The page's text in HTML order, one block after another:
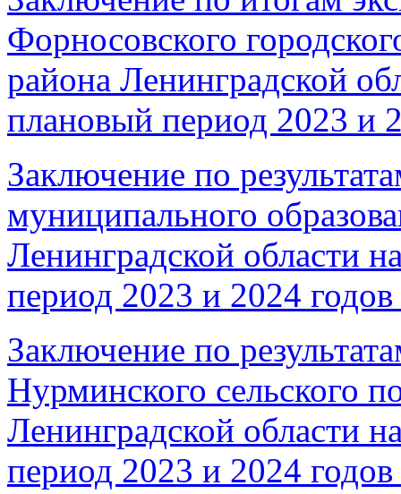
Форносовского
района Ленинградской
плановый период 2023 и
Заключение по
муниципального
Ленинградской области
период 2023 и 2024
Заключение по
Нурминского сельского
Ленинградской области
период 2023 и 2024